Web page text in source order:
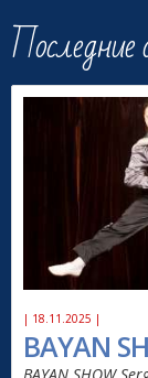
Последние
| 18.11.2025 |
BAYAN